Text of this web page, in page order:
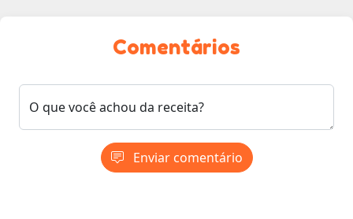
Comentários
O que você achou da receita?
Enviar comentário